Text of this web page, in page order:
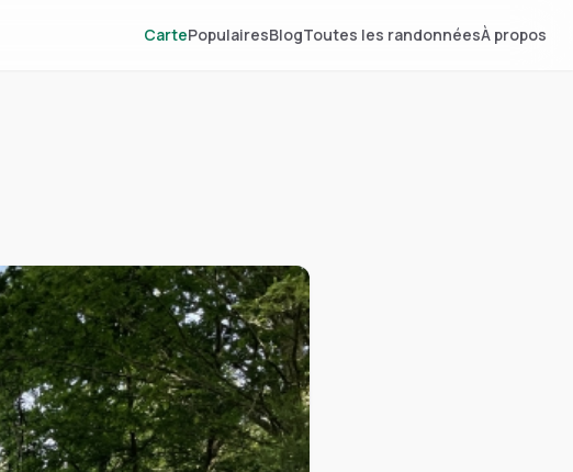
CartePopulairesBlogToutes les randonnéesÀ propos